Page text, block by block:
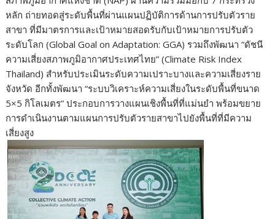
หลัก ถ่ายทอดสู่ระดับพื้นที่ผ่านแผนปฏิบัติการด้านการปรับตัวราย
สาขา ที่มีมาตรการและเป้าหมายสอดรับกับเป้าหมายการปรับตัว
ระดับโลก (Global Goal on Adaptation: GGA) รวมถึงพัฒนา “ดัชนี
ความเสี่ยงสภาพภูมิอากาศประเทศไทย” (Climate Risk Index
Thailand) สำหรับประเมินระดับความเปราะบางและความเสี่ยงราย
จังหวัด อีกทั้งพัฒนา “ระบบวิเคราะห์ความเสี่ยงในระดับพื้นที่ขนาด
5×5 กิโลเมตร” ประกอบการวางแผนเชิงพื้นที่ที่แม่นยำ พร้อมขยาย
การดำเนินงานตามแผนการปรับตัวรายสาขาไปยังพื้นที่ที่มีความ
เสี่ยงสูง